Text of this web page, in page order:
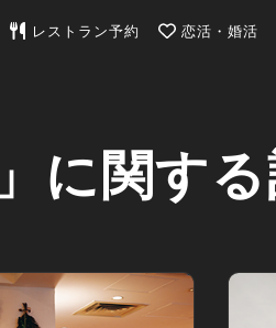
東京カレンダー | 最新のグルメ、洗
レストラン予約 恋活・婚活
に関す